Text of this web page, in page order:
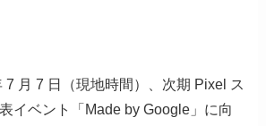
7 月 7 日（現地時間）、次期 Pixel ス
イベント「Made by Google」に向